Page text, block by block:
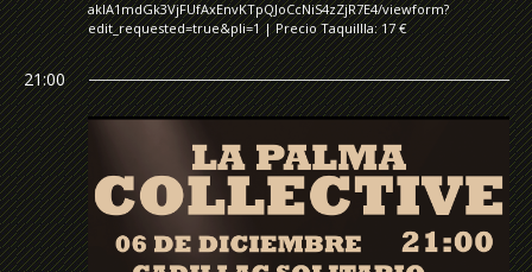
aklA1mdGk3VjFUfAxEnvKTpQJoCcNiS4zZjR7E4/viewform?
edit_requested=true&pli=1 | Precio Taquillla: 17 €
21:00